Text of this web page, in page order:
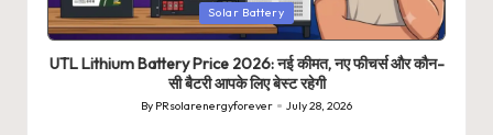
Posted
in
Solar Battery
UTL Lithium Battery Price 2026: नई कीमत, नए फीचर्स और कौन-
सी बैटरी आपके लिए बेस्ट रहेगी
Posted
By PRsolarenergyforever July 28, 2026